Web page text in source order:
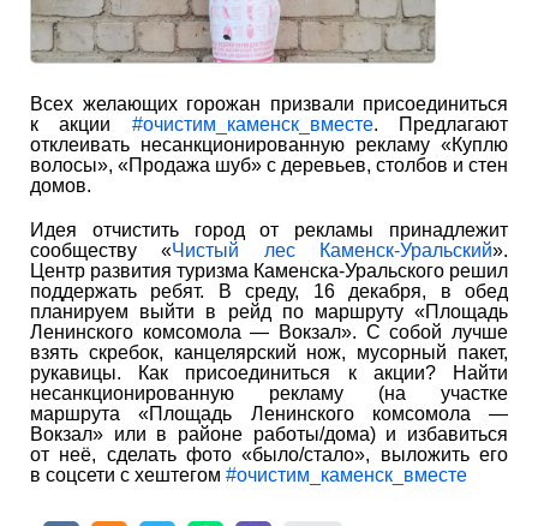
Всех желающих горожан призвали присоединиться
к акции
#очистим_каменск_вместе. Предлагают
отклеивать несанкционированную рекламу «Куплю
волосы», «Продажа шуб» с деревьев, столбов и стен
домов.
Идея отчистить город от рекламы принадлежит
сообществу «Чистый лес Каменск-Уральский».
Центр развития туризма Каменска-Уральского решил
поддержать ребят. В среду, 16 декабря, в обед
планируем выйти в рейд по маршруту «Площадь
Ленинского комсомола — Вокзал». С собой лучше
взять скребок, канцелярский нож, мусорный пакет,
рукавицы. Как присоединиться к акции? Найти
несанкционированную рекламу (на участке
маршрута «Площадь Ленинского комсомола —
Вокзал» или в районе работы/дома) и избавиться
от неё, сделать фото «было/стало», выложить его
в соцсети с хештегом #очистим_каменск_вместе